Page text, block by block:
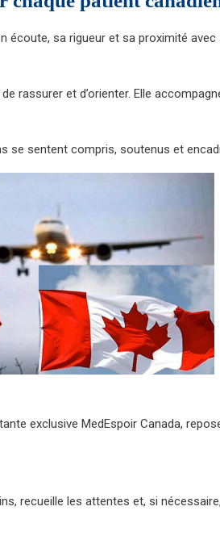
écoute, sa rigueur et sa proximité
rassurer et d’orienter. Elle
se sentent compris, soutenus et
exclusive MedEspoir Canada,
recueille les attentes et, si